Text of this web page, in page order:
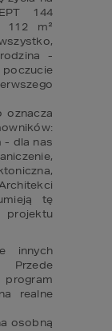
144
112 m²
-
oznacza
- dla nas
tę
innych
realne
osobną